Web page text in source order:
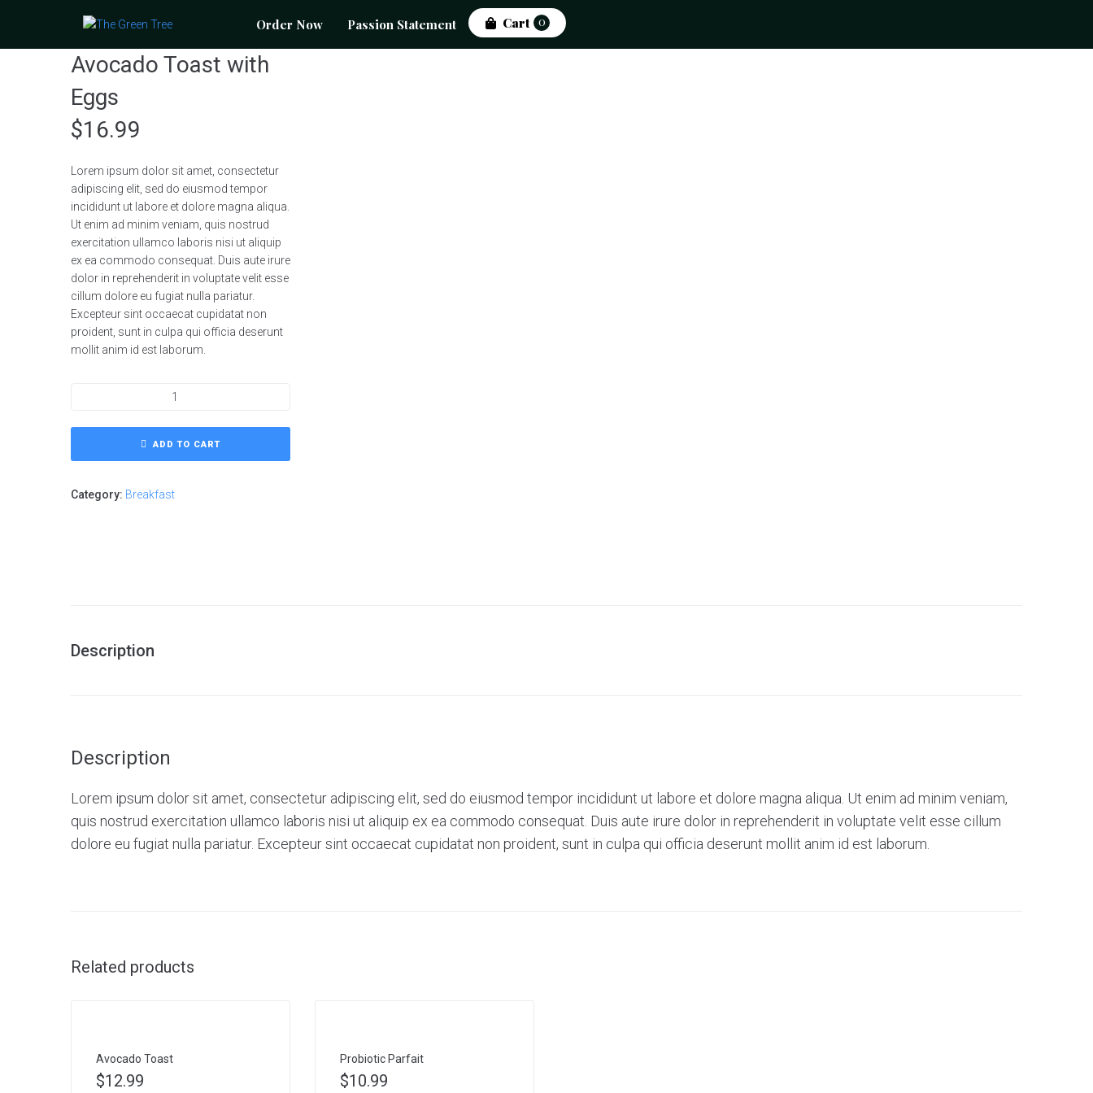
Order Now Passion Statement Cart 0
Avocado Toast with
Eggs
$16.99
Lorem ipsum dolor sit amet, consectetur
adipiscing elit, sed do eiusmod tempor
incididunt ut labore et dolore magna aliqua.
Ut enim ad minim veniam, quis nostrud
exercitation ullamco laboris nisi ut aliquip
ex ea commodo consequat. Duis aute irure
dolor in reprehenderit in voluptate velit esse
cillum dolore eu fugiat nulla pariatur.
Excepteur sint occaecat cupidatat non
proident, sunt in culpa qui officia deserunt
mollit anim id est laborum.
ADD TO CART
Category: Breakfast
Description
Description
Lorem ipsum dolor sit amet, consectetur adipiscing elit, sed do eiusmod tempor incididunt ut labore et dolore magna aliqua. Ut enim ad minim veniam,
quis nostrud exercitation ullamco laboris nisi ut aliquip ex ea commodo consequat. Duis aute irure dolor in reprehenderit in voluptate velit esse cillum
dolore eu fugiat nulla pariatur. Excepteur sint occaecat cupidatat non proident, sunt in culpa qui officia deserunt mollit anim id est laborum.
Related products
Avocado Toast
$12.99
Probiotic Parfait
$10.99